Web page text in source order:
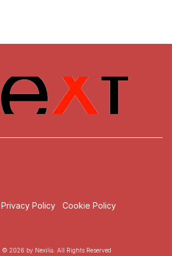
Privacy Policy
Cookie Policy
© 2026 by Nexilia. All Rights Reserved